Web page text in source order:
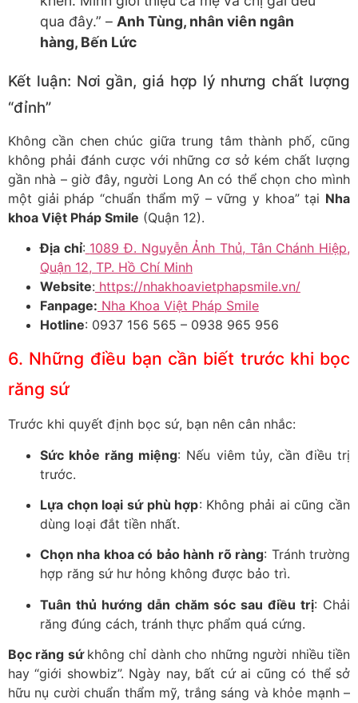
qua đây.” – Anh Tùng, nhân viên ngân
hàng, Bến Lức
Kết luận: Nơi gần, giá hợp lý nhưng chất lượng
“đỉnh”
Không cần chen chúc giữa trung tâm thành phố, cũng
không phải đánh cược với những cơ sở kém chất lượng
gần nhà – giờ đây, người Long An có thể chọn cho mình
một giải pháp “chuẩn thẩm mỹ – vững y khoa” tại Nha
khoa Việt Pháp Smile (Quận 12).
Địa chỉ: 1089 Đ. Nguyễn Ảnh Thủ, Tân Chánh Hiệp,
Quận 12, TP. Hồ Chí Minh
Website: https://nhakhoavietphapsmile.vn/
Fanpage: Nha Khoa Việt Pháp Smile
Hotline: 0937 156 565 – 0938 965 956
6. Những điều bạn cần biết trước khi bọc
răng sứ
Trước khi quyết định bọc sứ, bạn nên cân nhắc:
Sức khỏe răng miệng: Nếu viêm tủy, cần điều trị
trước.
Lựa chọn loại sứ phù hợp: Không phải ai cũng cần
dùng loại đắt tiền nhất.
Chọn nha khoa có bảo hành rõ ràng: Tránh trường
hợp răng sứ hư hỏng không được bảo trì.
Tuân thủ hướng dẫn chăm sóc sau điều trị: Chải
răng đúng cách, tránh thực phẩm quá cứng.
Bọc răng sứ không chỉ dành cho những người nhiều tiền
hay “giới showbiz”. Ngày nay, bất cứ ai cũng có thể sở
hữu nụ cười chuẩn thẩm mỹ, trắng sáng và khỏe mạnh –